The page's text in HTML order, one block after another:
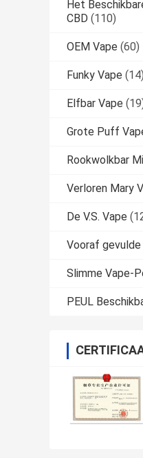
Het
CBD (110)
OEM Vape (60)
Funky Vape (14)
Elfbar Vape
Grote Puff
Rookwolkbar
Verloren Mary
De V.S. Vape
Vooraf gevulde
Slimme Vape-
PEUL